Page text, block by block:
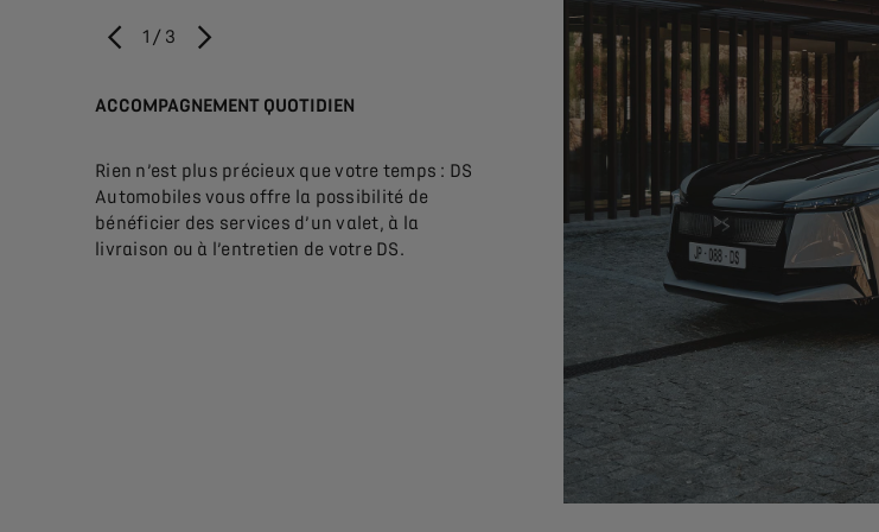
PRÉCÉDENT
ACCOMPAGNEMENT QUOTIDIEN
Rien n’est plus précieux que votre temps : DS
Automobiles vous offre la possibilité de
bénéficier des services d’un valet, à la
livraison ou à l’entretien de votre DS.
À LA LIVRAISON
Notre valet est là pour vous : il vous livre
votre véhicule et vous explique la mise en
mains. Découvrez votre voiture en toute
1 / 3 SUIVANT